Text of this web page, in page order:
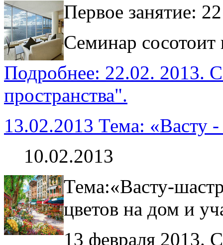
Первое занятие:
Семинар сосотоит
Подробнее: 22.02. 2013.
пространства".
13.02.2013 Тема: «Васту
10.02.2013
Тема:«Васту-
цветов на дом и
13 февраля 2013.